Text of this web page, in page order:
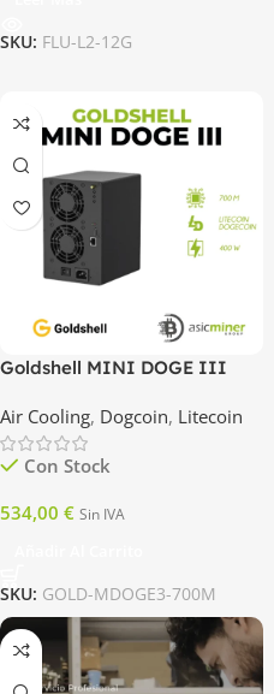
SKU: FLU-L2-12G
Goldshell MINI DOGE III
Air Cooling, Dogcoin, Litecoin
Con Stock
534,00 € Sin IVA
SKU: GOLD-MDOGE3-700M